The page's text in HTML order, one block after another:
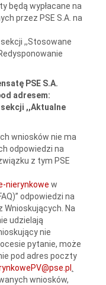
będą wypłacane na
przez PSE S.A. na
,,Stosowane
PSE S.A.
adresem:
sekcji ,,Aktualne
wniosków nie ma
odpowiedzi na
z tym PSE
nierynkowe w
odpowiedzi na
Na
udzielają
nie
pytanie, może
pod adres poczty
wniosków,